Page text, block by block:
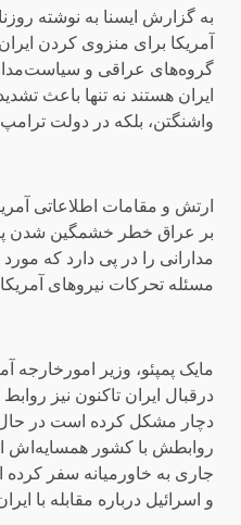
به گزارش ایسنا به نوشته
آمریکا برای منزوی کردن
گروه‌های عراقی و
ایران هستند نه تنها باعث
واشنگتن، بلکه در دولت
ارتش و مقامات اطلاعاتی
بر عراق خطر خشمگین شدن
مدارانی را در پی دارد که
مسئله تحرکات نیروهای
مایک پمپئو، وزیر
درقبال ایران تاکنون نیز
دچار مشکل کرده است در
روابطش با کشور همسایه‌اش
جاری به خاورمیانه سفر کرده
و اسرائیل درباره مقابله با